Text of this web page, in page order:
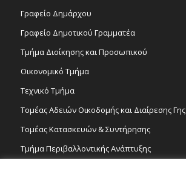
Γραφείο Δημάρχου
Γραφείο Δημοτικού Γραμματέα
Τμήμα Διοίκησης και Προσωπικού
Οικονομικό Τμήμα
Τεχνικό Τμήμα
Τομέας Αδειών Οικοδομής και Διαίρεσης Γης
Τομέας Κατασκευών & Συντήρησης
Τμήμα Περιβαλλοντικής Ανάπτυξης